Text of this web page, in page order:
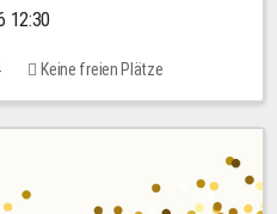
12:30
Keine freien Plätze